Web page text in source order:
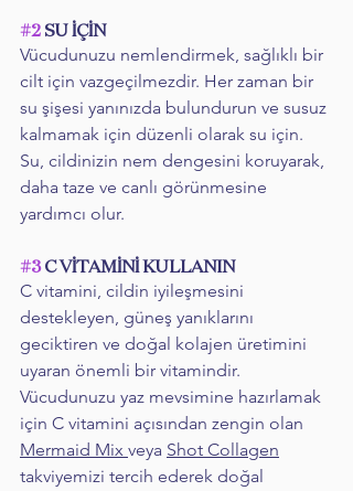
#2 SU İÇİN
Vücudunuzu nemlendirmek, sağlıklı bir
cilt için vazgeçilmezdir. Her zaman bir
su şişesi yanınızda bulundurun ve susuz
kalmamak için düzenli olarak su için.
Su, cildinizin nem dengesini koruyarak,
daha taze ve canlı görünmesine
yardımcı olur.
#3 C VİTAMİNİ KULLANIN
C vitamini, cildin iyileşmesini
destekleyen, güneş yanıklarını
geciktiren ve doğal kolajen üretimini
uyaran önemli bir vitamindir.
Vücudunuzu yaz mevsimine hazırlamak
için C vitamini açısından zengin olan
Mermaid Mix veya Shot Collagen
takviyemizi tercih ederek doğal